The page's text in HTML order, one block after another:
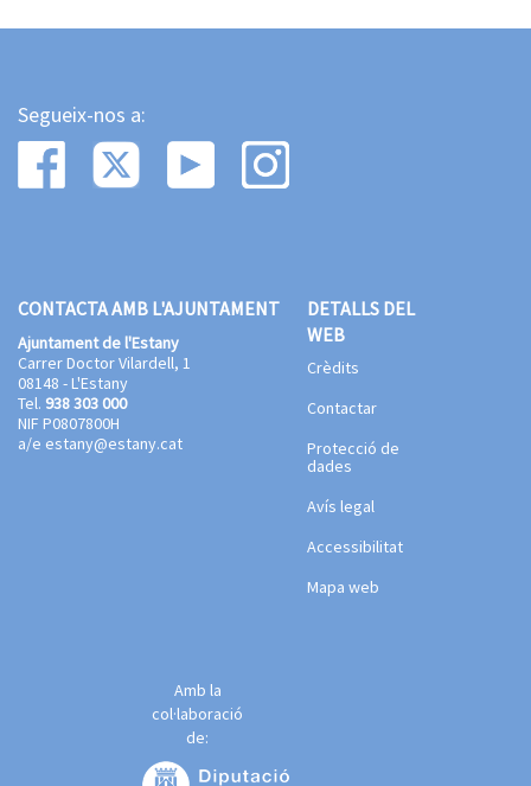
Segueix-nos a:
CONTACTA AMB L'AJUNTAMENT
Ajuntament de l'Estany
Carrer Doctor Vilardell, 1
08148 - L'Estany
Tel. 938 303 000
NIF P0807800H
a/e estany@estany.cat
DETALLS DEL
WEB
Crèdits
Contactar
Protecció de
dades
Avís legal
Accessibilitat
Mapa web
Amb la
col·laboració
de: